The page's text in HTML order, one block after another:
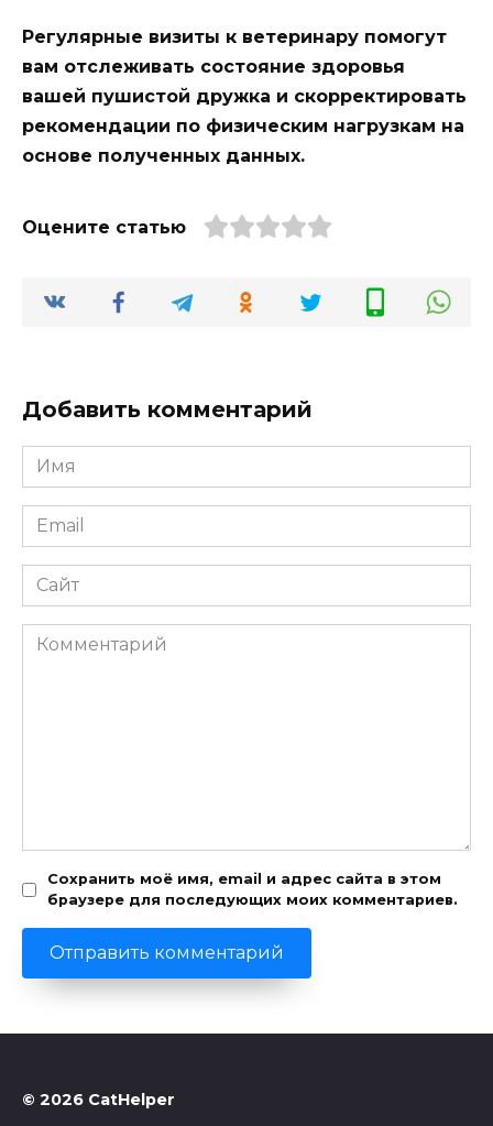
Регулярные визиты к ветеринару помогут
вам отслеживать состояние здоровья
вашей пушистой дружка и скорректировать
рекомендации по физическим нагрузкам на
основе полученных данных.
Оцените статью
Добавить комментарий
Имя
*
Email
*
Сайт
Комментарий
Сохранить моё имя, email и адрес сайта в этом
браузере для последующих моих комментариев.
© 2026 CatHelper